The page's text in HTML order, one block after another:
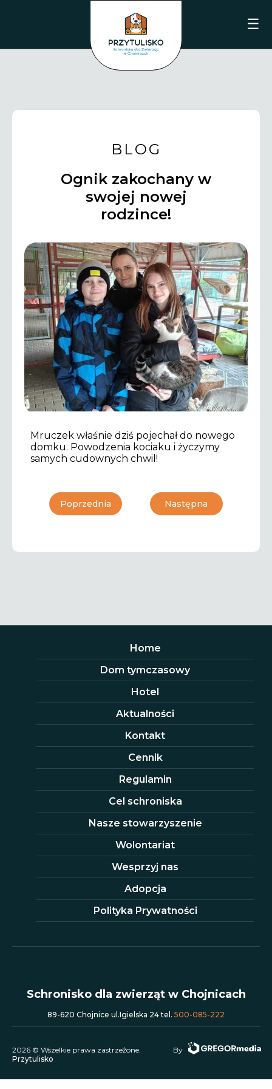
☰
BLOG
Ognik zakochany w
swojej nowej
rodzince!
Mruczek właśnie dziś pojechał do nowego
domku. Powodzenia kociaku i życzymy
samych cudownych chwil!
Poprzednia Następna
Home
Dom tymczasowy
Hotel
Aktualności
Kontakt
Cennik
Regulamin
Cel schroniska
Nasze stowarzyszenie
Wolontariat
Wesprzyj nas
Adopcja
Polityka Prywatności
Schronisko dla zwierząt w Chojnicach
89-620 Chojnice ul.Igielska 24 tel. 500-085-222
2026 © Wszelkie prawa zastrzeżone.
Przytulisko
By